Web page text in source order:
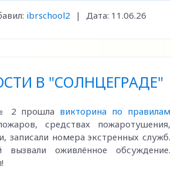
ibrschool2 | Дата: 11.06.26
В "СОЛНЦЕГРАДЕ"
2 прошла викторина по правилам
средствах пожаротушения,
записали номера экстренных служб.
оживлённое обсуждение.